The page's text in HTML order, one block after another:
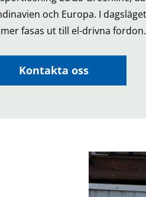
och Europa. I
fasas ut till el-drivna fordon.
Kontakta oss